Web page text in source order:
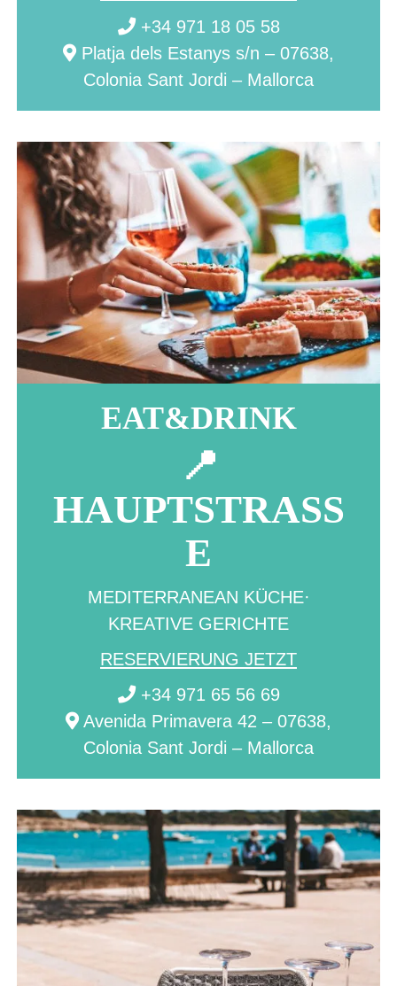
+34 971 18 05 58
Platja dels Estanys s/n – 07638,
Colonia Sant Jordi – Mallorca
EAT&DRINK
📍
HAUPTSTRASS
E
MEDITERRANEAN KÜCHE·
KREATIVE GERICHTE
RESERVIERUNG JETZT
+34 971 65 56 69
Avenida Primavera 42 – 07638,
Colonia Sant Jordi – Mallorca